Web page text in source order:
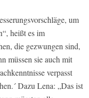
um
heißt es im
die gezwungen sind,
müssen sie auch mit
verpasst
Dazu Lena: „Das ist